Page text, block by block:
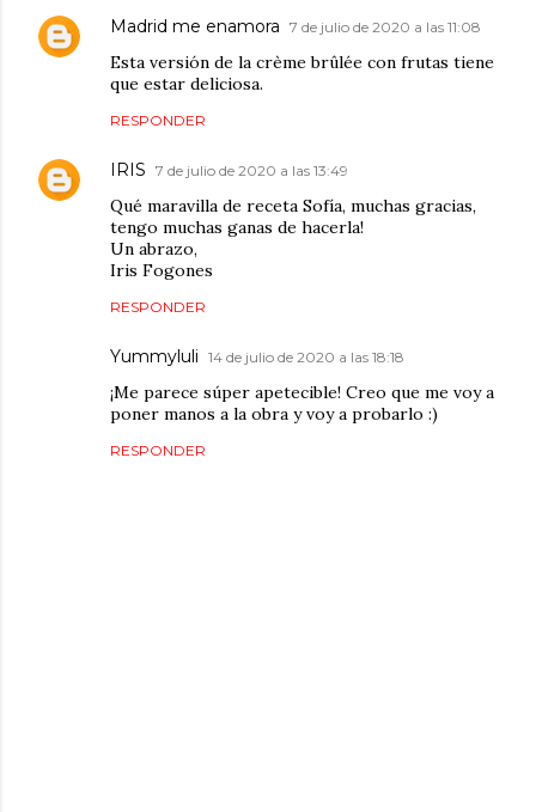
Madrid me enamora 7 de julio de 2020 a las 11:08
Esta versión de la crème brûlée con frutas tiene
que estar deliciosa.
RESPONDER
IRIS 7 de julio de 2020 a las 13:49
Qué maravilla de receta Sofía, muchas gracias,
tengo muchas ganas de hacerla!
Un abrazo,
Iris Fogones
RESPONDER
Yummyluli 14 de julio de 2020 a las 18:18
¡Me parece súper apetecible! Creo que me voy a
poner manos a la obra y voy a probarlo :)
RESPONDER